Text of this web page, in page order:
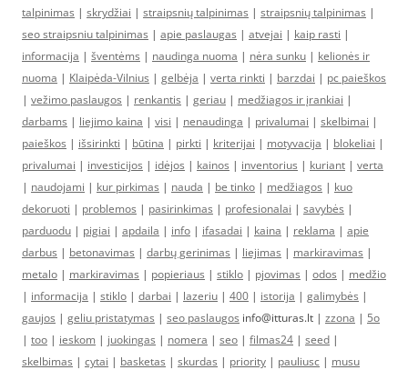
talpinimas | skrydžiai | straipsnių talpinimas | straipsnių talpinimas |
seo straipsniu talpinimas | apie paslaugas | atvejai | kaip rasti |
informacija | šventėms | naudinga nuoma | nėra sunku | kelionės ir
nuoma | Klaipėda-Vilnius | gelbėja | verta rinkti | barzdai | pc paieškos
| vežimo paslaugos | renkantis | geriau | medžiagos ir įrankiai |
darbams | liejimo kaina | visi | nenaudinga | privalumai | skelbimai |
paieškos | išsirinkti | būtina | pirkti | kriterijai | motyvacija | blokeliai |
privalumai | investicijos | idėjos | kainos | inventorius | kuriant | verta
| naudojami | kur pirkimas | nauda | be tinko | medžiagos | kuo
dekoruoti | problemos | pasirinkimas | profesionalai | savybės |
parduodu | pigiai | apdaila | info | ifasadai | kaina | reklama | apie
darbus | betonavimas | darbų gerinimas | liejimas | markiravimas |
metalo | markiravimas | popieriaus | stiklo | pjovimas | odos | medžio
| informacija | stiklo | darbai | lazeriu | 400 | istorija | galimybės |
gaujos | geliu pristatymas | seo paslaugos info@itturas.lt | zzona | 5o
| too | ieskom | juokingas | nomera | seo | filmas24 | seed |
skelbimas | cytai | basketas | skurdas | priority | pauliusc | musu